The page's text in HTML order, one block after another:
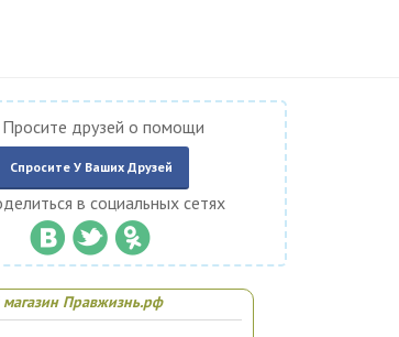
Просите друзей о помощи
Спросите У Ваших Друзей
в социальных сетях
Правжизнь.рф